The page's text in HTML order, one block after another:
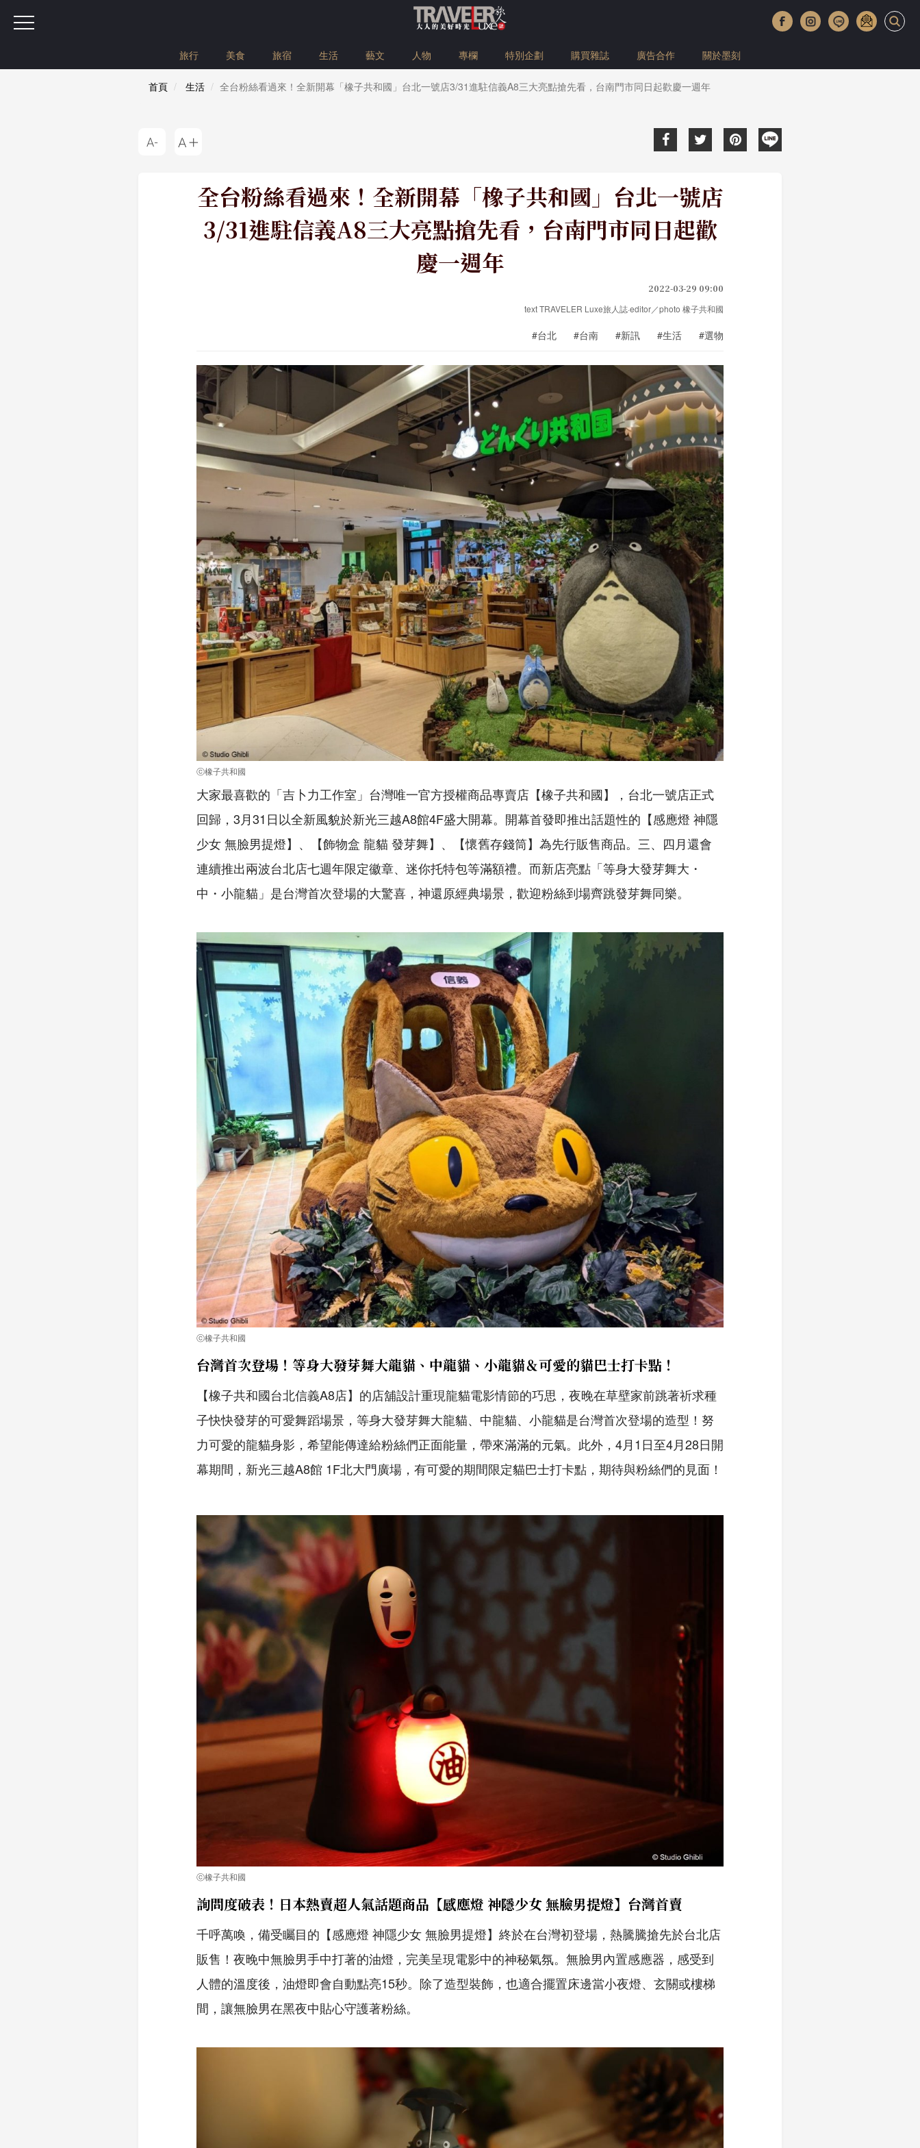
旅行 美食 旅宿 生活 藝文 人物 專欄 特別企劃 購買雜誌 廣告合作 關於墨刻
首頁 生活 全台粉絲看過來！全新開幕「橡子共和國」台北一號店3/31進駐信義A8三大亮點搶先看，台南門市同日起歡慶一週年
全台粉絲看過來！全新開幕「橡子共和國」台北一號店
3/31進駐信義A8三大亮點搶先看，台南門市同日起歡
慶一週年
2022-03-29 09:00
text TRAVELER Luxe旅人誌·editor／photo 橡子共和國
#台北 #台南 #新訊 #生活 #選物
ⓒ橡子共和國
大家最喜歡的「吉卜力工作室」台灣唯一官方授權商品專賣店【橡子共和國】，台北一號店正式
回歸，3月31日以全新風貌於新光三越A8館4F盛大開幕。開幕首發即推出話題性的【感應燈 神隱
少女 無臉男提燈】、【飾物盒 龍貓 發芽舞】、【懷舊存錢筒】為先行販售商品。三、四月還會
連續推出兩波台北店七週年限定徽章、迷你托特包等滿額禮。而新店亮點「等身大發芽舞大・
中・小龍貓」是台灣首次登場的大驚喜，神還原經典場景，歡迎粉絲到場齊跳發芽舞同樂。
ⓒ橡子共和國
台灣首次登場！等身大發芽舞大龍貓、中龍貓、小龍貓＆可愛的貓巴士打卡點！
【橡子共和國台北信義A8店】的店舖設計重現龍貓電影情節的巧思，夜晚在草壁家前跳著祈求種
子快快發芽的可愛舞蹈場景，等身大發芽舞大龍貓、中龍貓、小龍貓是台灣首次登場的造型！努
力可愛的龍貓身影，希望能傳達給粉絲們正面能量，帶來滿滿的元氣。此外，4月1日至4月28日開
幕期間，新光三越A8館 1F北大門廣場，有可愛的期間限定貓巴士打卡點，期待與粉絲們的見面！
ⓒ橡子共和國
詢問度破表！日本熱賣超人氣話題商品【感應燈 神隱少女 無臉男提燈】台灣首賣
千呼萬喚，備受矚目的【感應燈 神隱少女 無臉男提燈】終於在台灣初登場，熱騰騰搶先於台北店
販售！夜晚中無臉男手中打著的油燈，完美呈現電影中的神秘氣氛。無臉男內置感應器，感受到
人體的溫度後，油燈即會自動點亮15秒。除了造型裝飾，也適合擺置床邊當小夜燈、玄關或樓梯
間，讓無臉男在黑夜中貼心守護著粉絲。